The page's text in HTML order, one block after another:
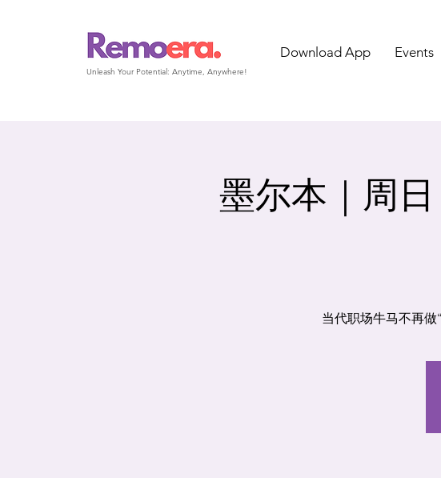
Download App Events
Unleash Your Potential: Anytime, Anywhere!
墨尔本｜周
当代职场牛马不再